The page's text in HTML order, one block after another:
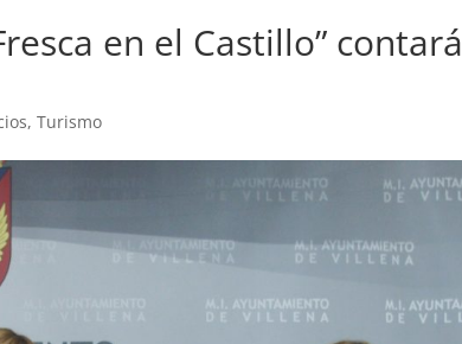
en el Castillo” contará
,Turismo